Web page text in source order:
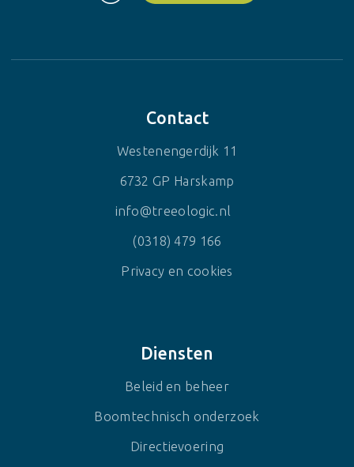
Contact
Westenengerdijk 11
6732 GP Harskamp
info@treeologic.nl
(0318) 479 166
Privacy en cookies
Diensten
Beleid en beheer
Boomtechnisch onderzoek
Directievoering